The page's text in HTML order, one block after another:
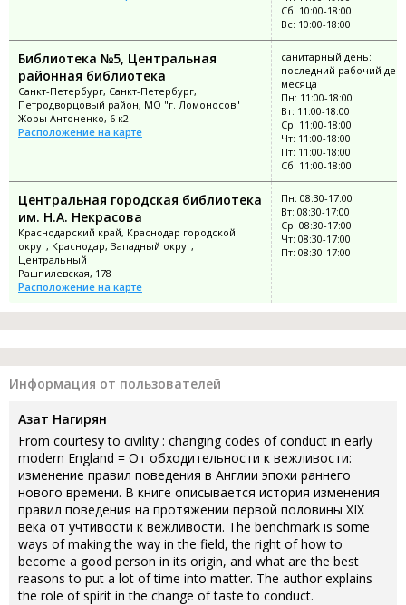
Сб: 10:00-18:00
Вс: 10:00-18:00
Библиотека №5, Центральная
районная библиотека
Санкт-Петербург, Санкт-Петербург,
Петродворцовый район, МО "г. Ломоносов"
Жоры Антоненко, 6 к2
Расположение на карте
санитарный день:
последний рабочий
месяца
Пн: 11:00-18:00
Вт: 11:00-18:00
Ср: 11:00-18:00
Чт: 11:00-18:00
Пт: 11:00-18:00
Сб: 11:00-18:00
Центральная городская библиотека
им. Н.А. Некрасова
Краснодарский край, Краснодар городской
округ, Краснодар, Западный округ,
Центральный
Рашпилевская, 178
Расположение на карте
Пн: 08:30-17:00
Вт: 08:30-17:00
Ср: 08:30-17:00
Чт: 08:30-17:00
Пт: 08:30-17:00
Информация от пользователей
Азат Нагирян
From courtesy to civility : changing codes of conduct in early
modern England = От обходительности к вежливости:
изменение правил поведения в Англии эпохи раннего
нового времени. В книге описывается история изменения
правил поведения на протяжении первой половины XIX
века от учтивости к вежливости. The benchmark is some
ways of making the way in the field, the right of how to
become a good person in its origin, and what are the best
reasons to put a lot of time into matter. The author explains
the role of spirit in the change of taste to conduct.